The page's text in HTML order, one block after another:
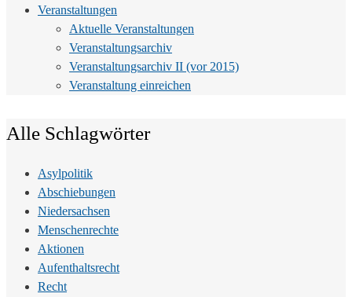
Veranstaltungen
Aktuelle Veranstaltungen
Veranstaltungsarchiv
Veranstaltungsarchiv II (vor 2015)
Veranstaltung einreichen
Alle Schlagwörter
Asylpolitik
Abschiebungen
Niedersachsen
Menschenrechte
Aktionen
Aufenthaltsrecht
Recht